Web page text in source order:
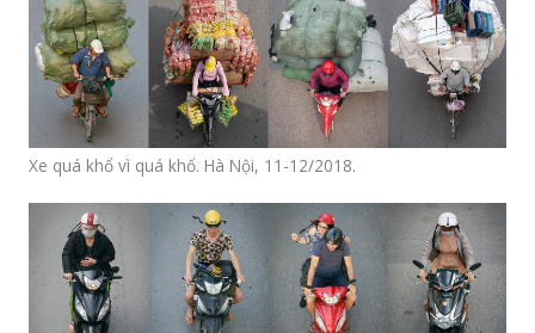
Xe quá khổ vì quá khổ. Hà Nội, 11-12/2018.